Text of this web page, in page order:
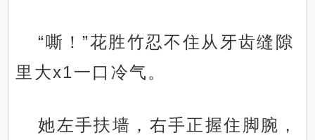
“嘶！”花胜竹忍不住从牙齿缝隙
里大x1一口冷气。
她左手扶墙，右手正握住脚腕，